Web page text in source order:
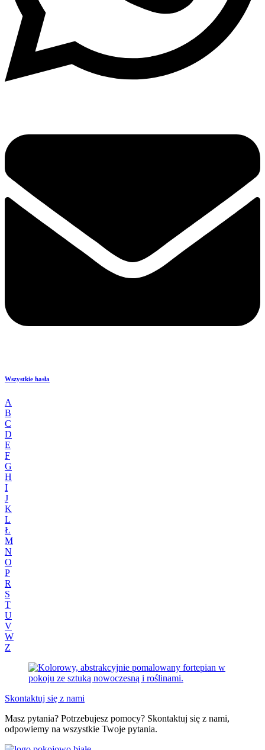
Wszystkie hasła
A
B
C
D
E
F
G
H
I
J
K
L
Ł
M
N
O
P
R
S
T
U
V
W
Z
Skontaktuj się z nami
Masz pytania? Potrzebujesz pomocy? Skontaktuj się z nami,
odpowiemy na wszystkie Twoje pytania.